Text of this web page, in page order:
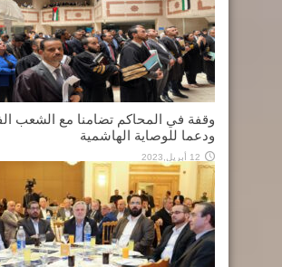
وقفة في المحاكم تضامنا مع الشعب
ودعما للوصاية الهاشمية
12 أبريل,2023